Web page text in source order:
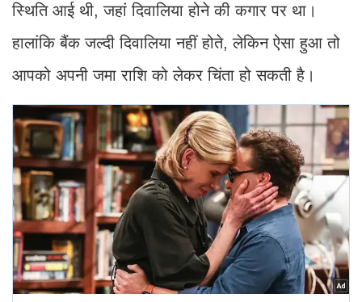
स्थिति आई थी, जहां दिवालिया होने की कगार पर था।
हालांकि बैंक जल्दी दिवालिया नहीं होते, लेकिन ऐसा हुआ तो
आपको अपनी जमा राशि को लेकर चिंता हो सकती है।